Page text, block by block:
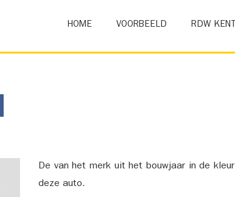
HOME VOORBEELD RDW
De van het merk uit het bouwjaar in de
deze auto.